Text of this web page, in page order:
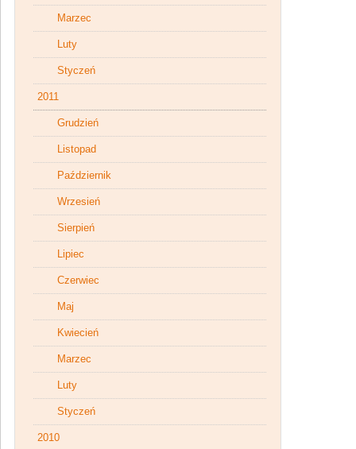
Marzec
Luty
Styczeń
2011
Grudzień
Listopad
Październik
Wrzesień
Sierpień
Lipiec
Czerwiec
Maj
Kwiecień
Marzec
Luty
Styczeń
2010